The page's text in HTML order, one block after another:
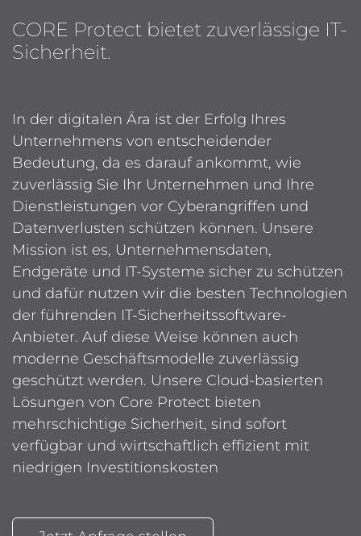
CORE Protect bietet zuverlässige IT-
Sicherheit.
In der digitalen Ära ist der Erfolg Ihres
Unternehmens von entscheidender
Bedeutung, da es darauf ankommt, wie
zuverlässig Sie Ihr Unternehmen und Ihre
Dienstleistungen vor Cyberangriffen und
Datenverlusten schützen können. Unsere
Mission ist es, Unternehmensdaten,
Endgeräte und IT-Systeme sicher zu schützen
und dafür nutzen wir die besten Technologien
der führenden IT-Sicherheitssoftware-
Anbieter. Auf diese Weise können auch
moderne Geschäftsmodelle zuverlässig
geschützt werden. Unsere Cloud-basierten
Lösungen von Core Protect bieten
mehrschichtige Sicherheit, sind sofort
verfügbar und wirtschaftlich effizient mit
niedrigen Investitionskosten